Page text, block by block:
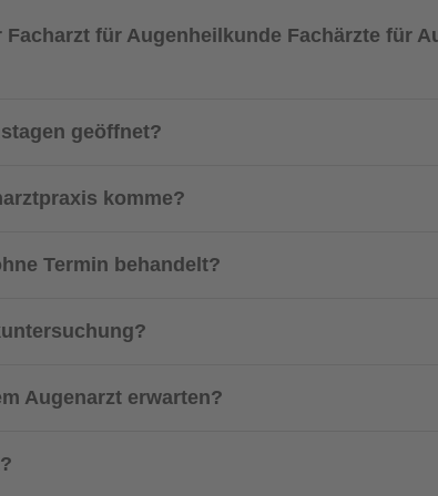
für Augenheilkunde Fachärzte für
geöffnet?
komme?
Termin behandelt?
Augenarzt erwarten?